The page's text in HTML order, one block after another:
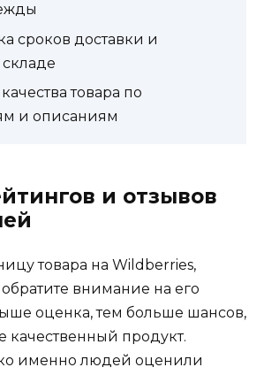
сроков доставки и
товара по
и описаниям
и отзывов
товара на Wildberries,
внимание на его
оценка, тем больше шансов,
качественный продукт.
именно людей оценили